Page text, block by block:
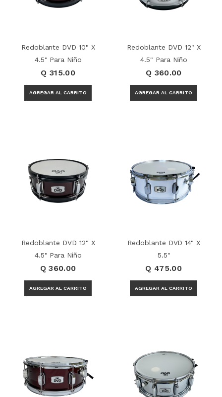
Redoblante DVD 10" X
4.5" Para Niño
Q 315.00
Redoblante DVD 12" X
4.5" Para Niño
Q 360.00
Redoblante DVD 12" X
4.5" Para Niño
Q 360.00
Redoblante DVD 14" X
5.5"
Q 475.00